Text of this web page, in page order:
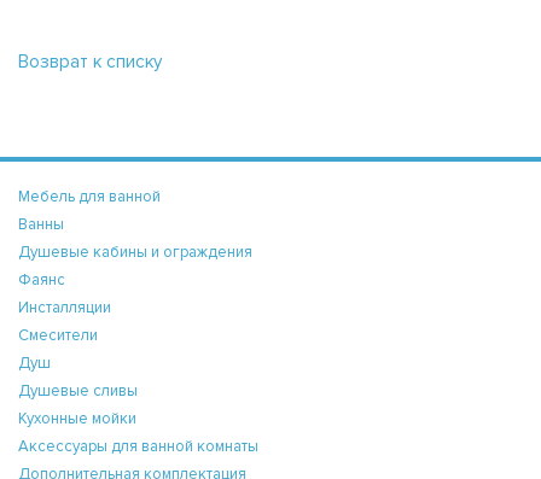
Возврат к списку
Мебель для ванной
Ванны
Душевые кабины и ограждения
Фаянс
Инсталляции
Смесители
Душ
Душевые сливы
Кухонные мойки
Аксессуары для ванной комнаты
Дополнительная комплектация